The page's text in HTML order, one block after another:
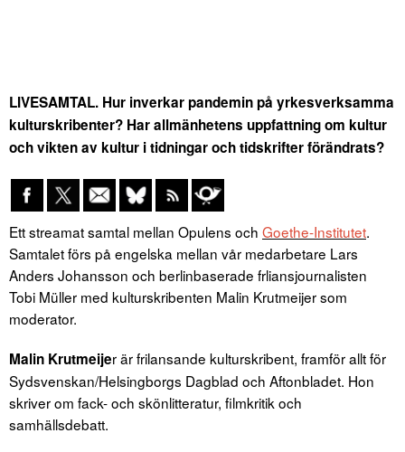
LIVESAMTAL. Hur inverkar pandemin på yrkesverksamma
kulturskribenter? Har allmänhetens uppfattning om kultur
och vikten av kultur i tidningar och tidskrifter förändrats?
Ett streamat samtal mellan Opulens och Goethe-Institutet.
Samtalet förs på engelska mellan vår medarbetare Lars
Anders Johansson och berlinbaserade frliansjournalisten
Tobi Müller med kulturskribenten Malin Krutmeijer som
moderator.
Malin Krutmeijer är frilansande kulturskribent, framför allt för
Sydsvenskan/Helsingborgs Dagblad och Aftonbladet. Hon
skriver om fack- och skönlitteratur, filmkritik och
samhällsdebatt.